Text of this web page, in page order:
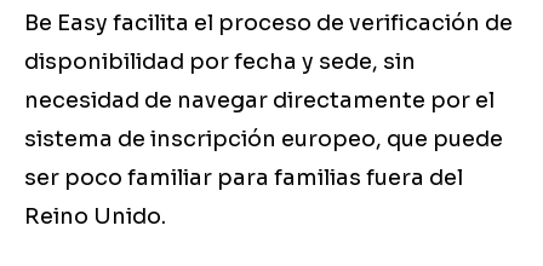
Be Easy facilita el proceso de verificación de
disponibilidad por fecha y sede, sin
necesidad de navegar directamente por el
sistema de inscripción europeo, que puede
ser poco familiar para familias fuera del
Reino Unido.